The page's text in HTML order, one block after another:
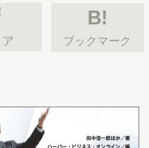
B!
ブックマーク